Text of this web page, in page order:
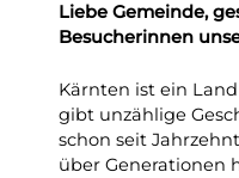
Liebe Gemeinde,
Besucherinnen
Kärnten ist ein
gibt unzählige
schon seit
über Generationen